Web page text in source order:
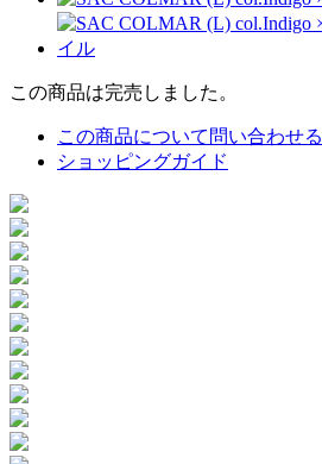
この商品は完売しました。
この商品について問い合わせる
ショッピングガイド